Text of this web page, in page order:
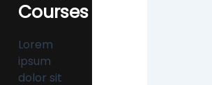
Courses
Lorem
ipsum
dolor sit